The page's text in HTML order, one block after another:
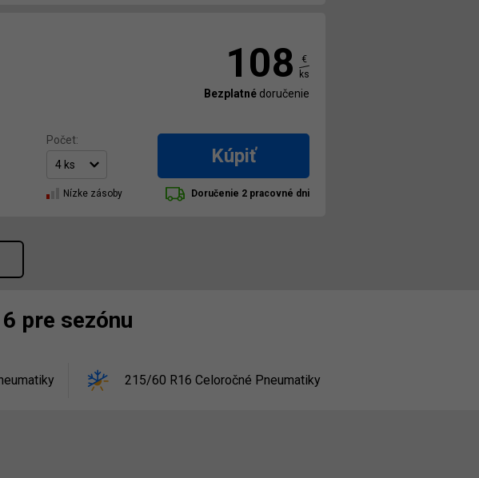
108
€
ks
Bezplatné doručenie
Počet:
Kúpiť
Nízke zásoby Doručenie 2 pracovné dni
pre sezónu
215/60 R16 Celoročné Pneumatiky